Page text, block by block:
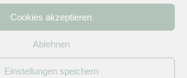
Cookies akzeptieren
Ablehnen
Einstellungen speichern
Kontakt
/ Datenschutzerklärung